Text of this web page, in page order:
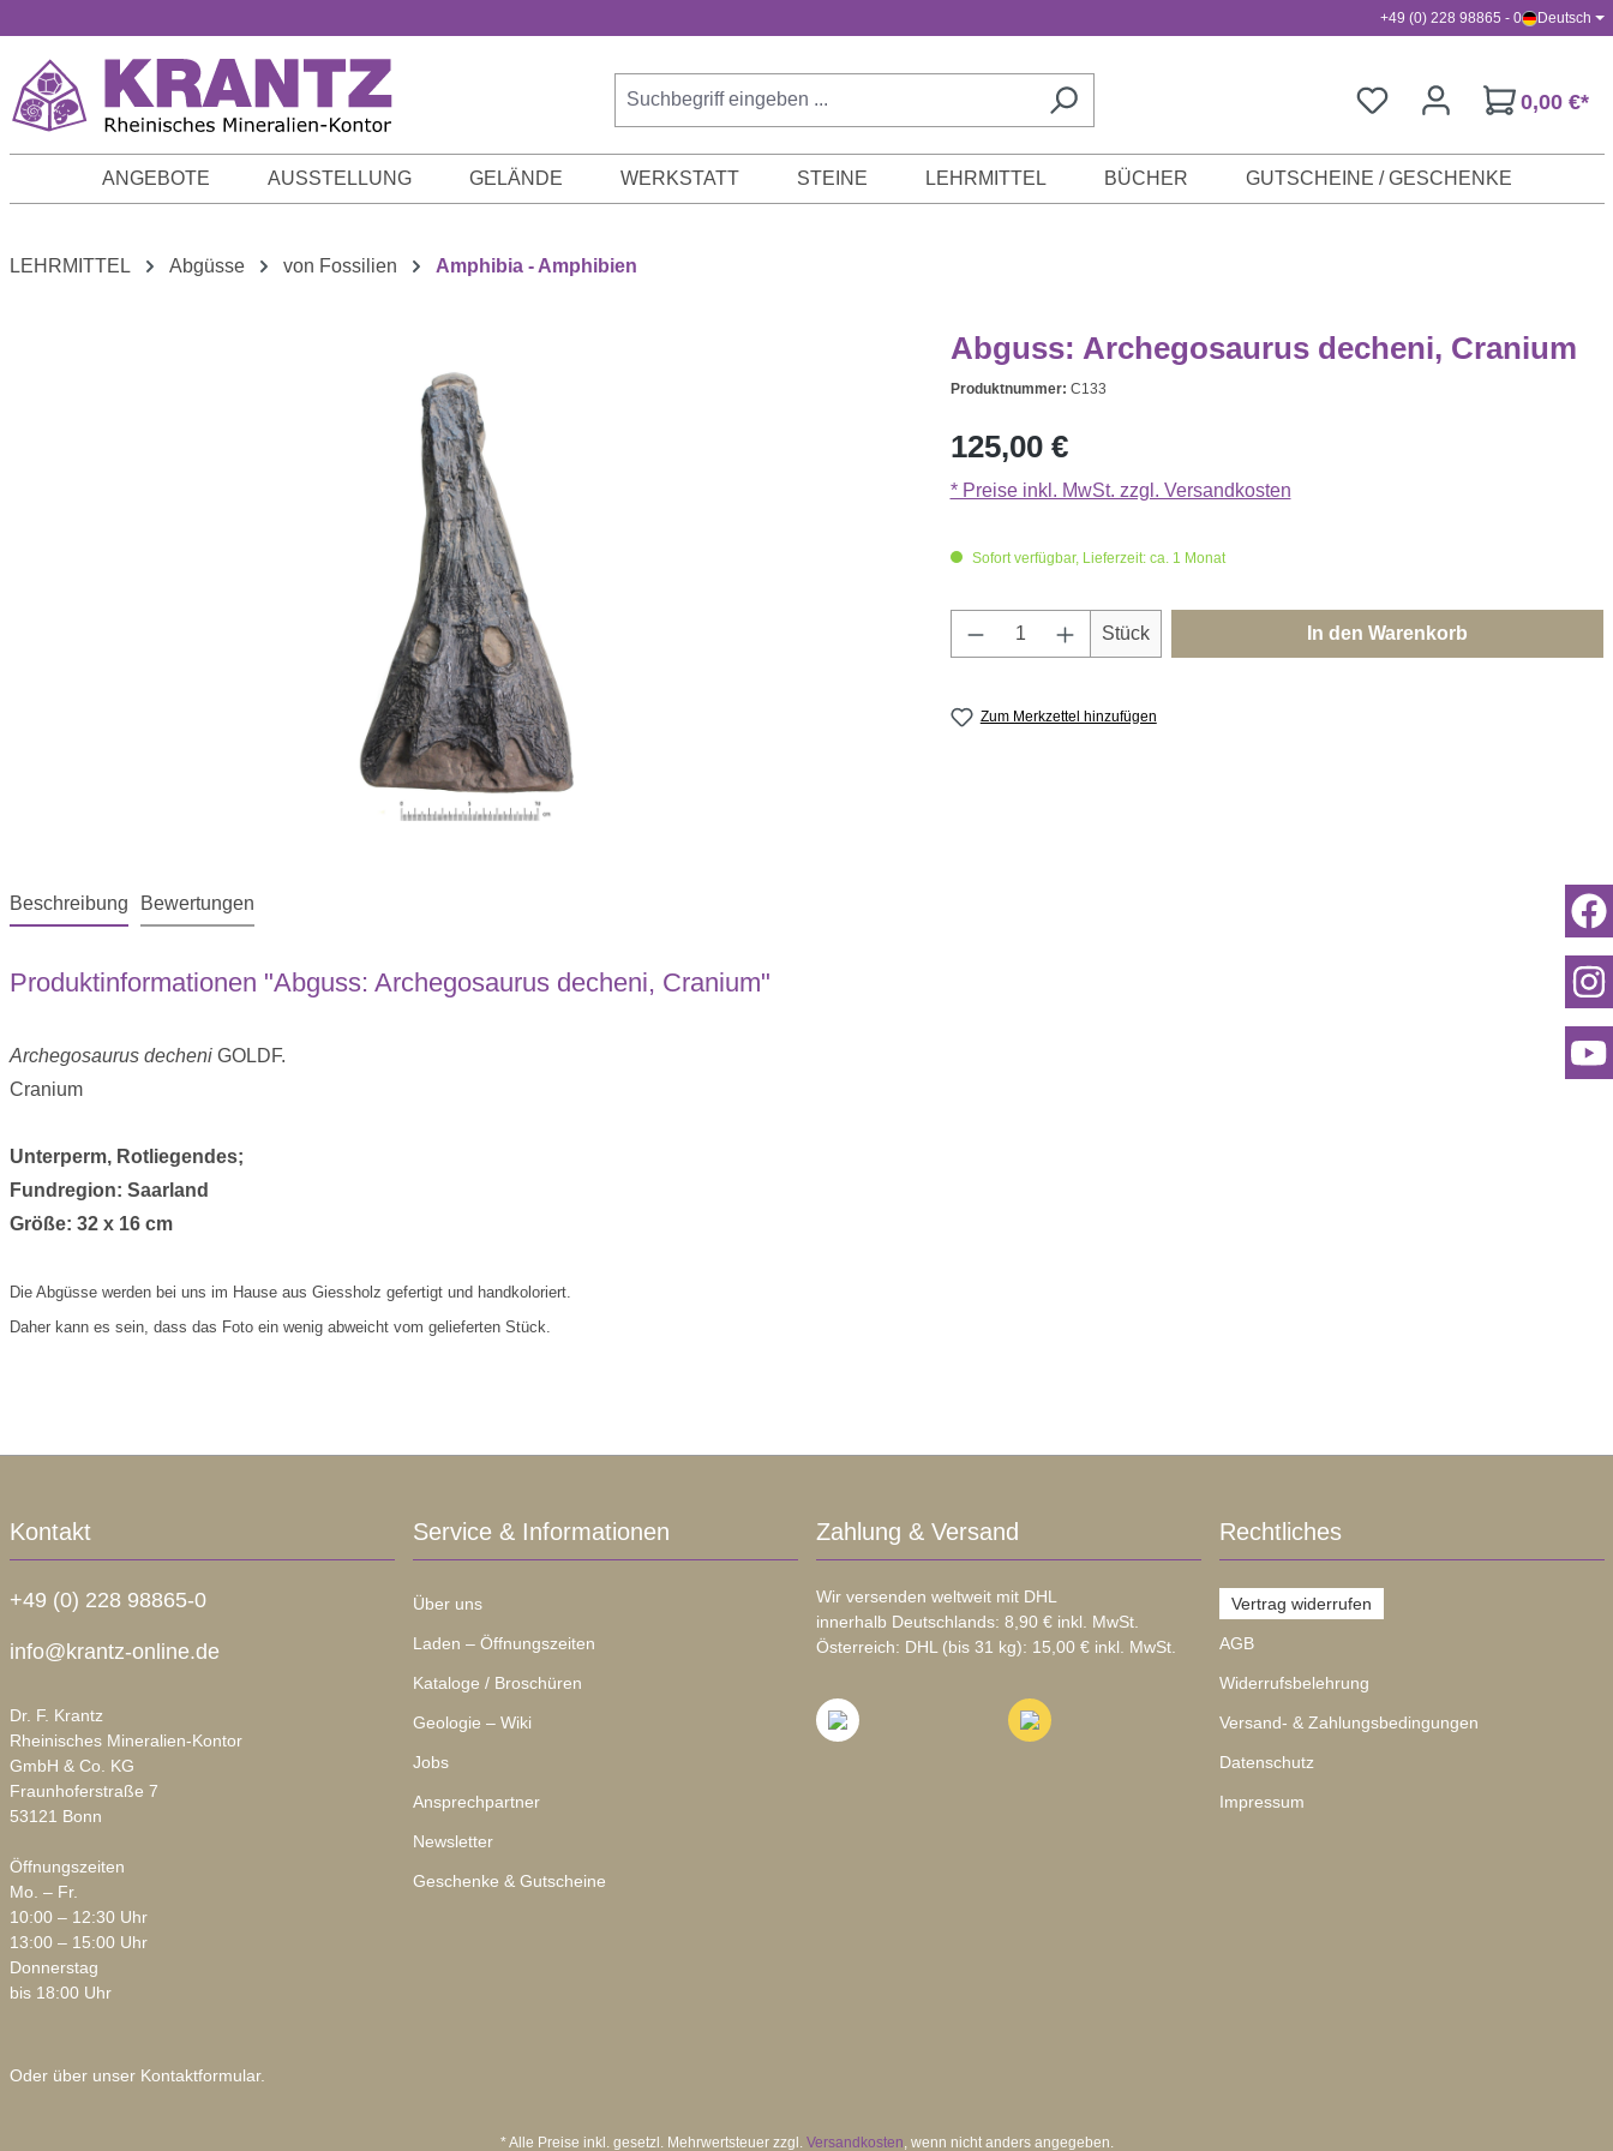
+49 (0) 228 98865 - 0 Deutsch
0,00 €*
ANGEBOTE AUSSTELLUNG GELÄNDE WERKSTATT STEINE LEHRMITTEL BÜCHER GUTSCHEINE / GESCHENKE
LEHRMITTEL Abgüsse von Fossilien Amphibia - Amphibien
Abguss: Archegosaurus decheni, Cranium
Produktnummer: C133
Regulärer Preis:
125,00 €
* Preise inkl. MwSt. zzgl. Versandkosten
Sofort verfügbar, Lieferzeit: ca. 1 Monat
Produkt Anzahl: Gib den gewünschten Wert ein
Stück In den Warenkorb
Zum Merkzettel hinzufügen
Beschreibung Bewertungen
Produktinformationen "Abguss: Archegosaurus decheni, Cranium"
Archegosaurus decheniGOLDF.
Cranium
Unterperm, Rotliegendes;
Fundregion: Saarland
Größe: 32 x 16 cm
Die Abgüsse werden bei uns im Hause aus Giessholz gefertigt und handkoloriert.
Daher kann es sein, dass das Foto ein wenig abweicht vom gelieferten Stück.
Kontakt
+49 (0) 228 98865-0
info@krantz-online.de
Dr. F. Krantz
Rheinisches Mineralien-Kontor
GmbH & Co. KG
Fraunhoferstraße 7
53121 Bonn
Öffnungszeiten
Mo. – Fr.
10:00 – 12:30 Uhr
13:00 – 15:00 Uhr
Donnerstag
bis 18:00 Uhr
Oder über unser Kontaktformular.
Service & Informationen
Über uns
Laden – Öffnungszeiten
Kataloge / Broschüren
Geologie – Wiki
Jobs
Ansprechpartner
Newsletter
Geschenke & Gutscheine
Zahlung & Versand
Wir versenden weltweit mit DHL
innerhalb Deutschlands: 8,90 € inkl. MwSt.
Österreich: DHL (bis 31 kg): 15,00 € inkl. MwSt.
Rechtliches
Vertrag widerrufen
AGB
Widerrufsbelehrung
Versand- & Zahlungsbedingungen
Datenschutz
Impressum
* Alle Preise inkl. gesetzl. Mehrwertsteuer zzgl. Versandkosten, wenn nicht anders angegeben.